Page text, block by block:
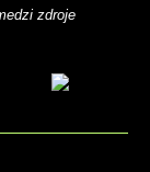
zdroje